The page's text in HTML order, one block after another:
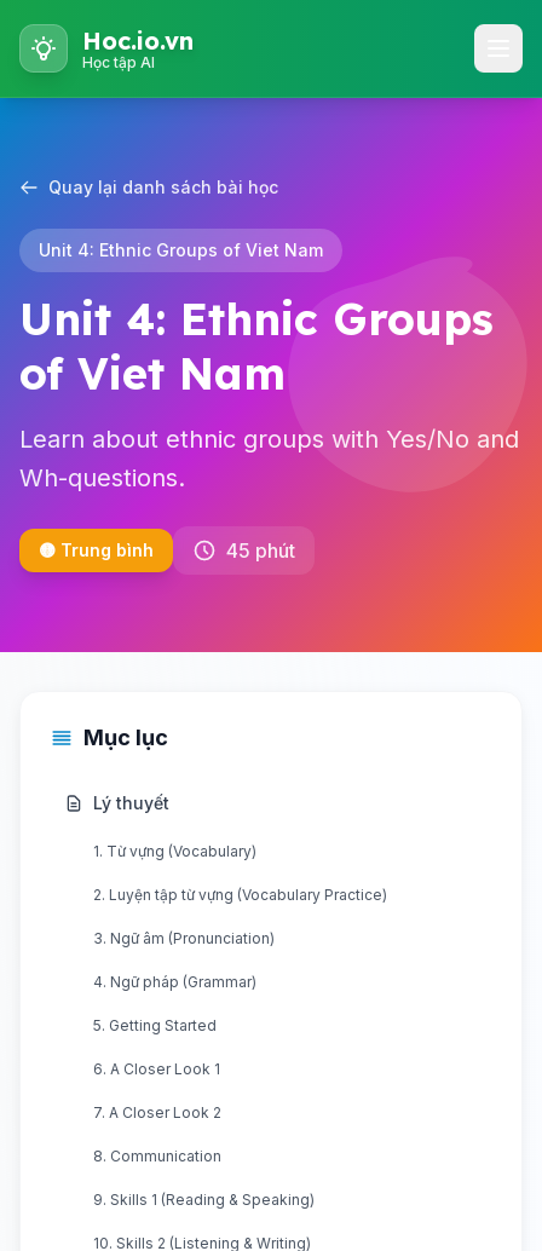
Hoc.io.vn
Học tập AI
Quay lại danh sách bài học
Unit 4: Ethnic Groups of Viet Nam
Unit 4: Ethnic Groups
of Viet Nam
Learn about ethnic groups with Yes/No and
Wh-questions.
🟡 Trung bình 45 phút
Mục lục
Lý thuyết
1. Từ vựng (Vocabulary)
2. Luyện tập từ vựng (Vocabulary Practice)
3. Ngữ âm (Pronunciation)
4. Ngữ pháp (Grammar)
5. Getting Started
6. A Closer Look 1
7. A Closer Look 2
8. Communication
9. Skills 1 (Reading & Speaking)
10. Skills 2 (Listening & Writing)